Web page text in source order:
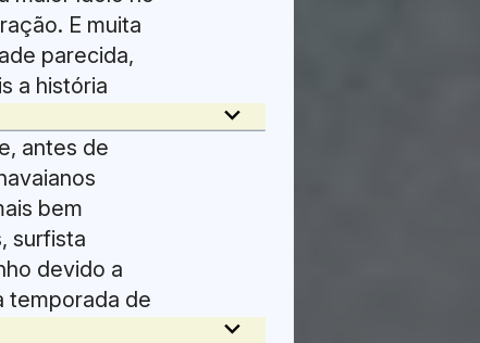
E muita
parecida,
a história
keyboard_arrow_down
antes de
bem
surfista
devido a
temporada de
keyboard_arrow_down